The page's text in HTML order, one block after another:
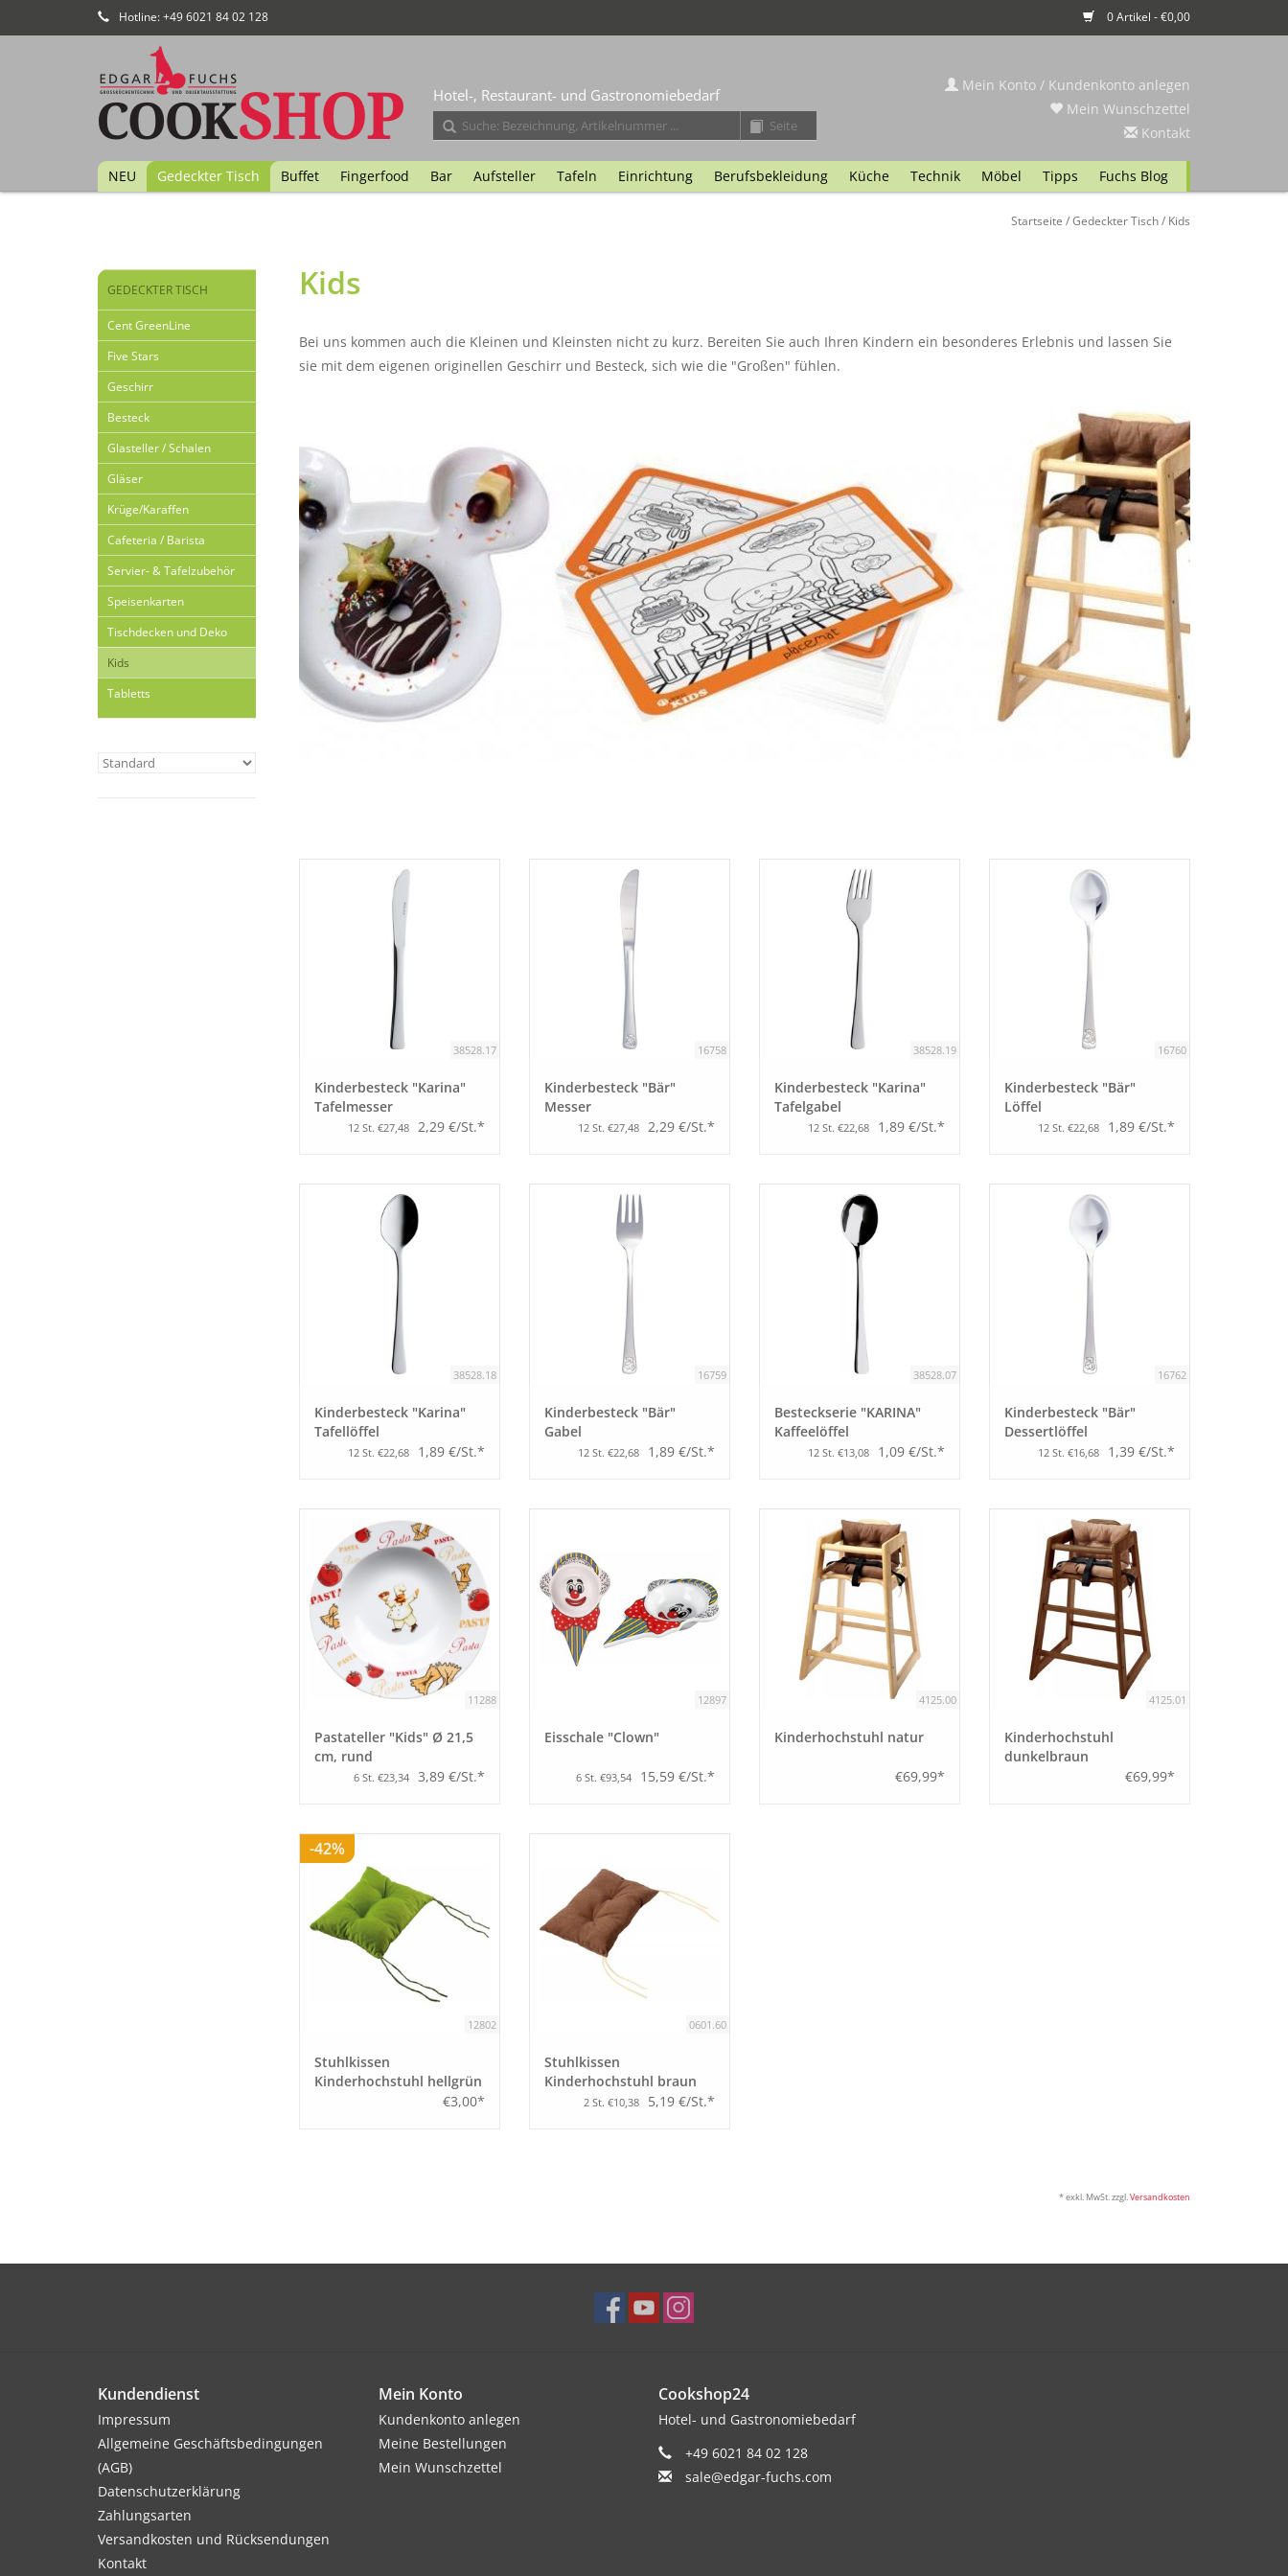
Hotline: +49 6021 84 02 128 0 Artikel - €0,00
Hotel-, Restaurant- und Gastronomiebedarf
NEU Gedeckter Tisch Buffet Fingerfood Bar Aufsteller Tafeln Einrichtung Berufsbekleidung Küche Technik Möbel Tipps Fuchs Blog
Mein Konto / Kundenkonto anlegen
Mein Wunschzettel
Kontakt
Startseite /Gedeckter Tisch/ Kids
GEDECKTER TISCH
Cent GreenLine
Five Stars
Geschirr
Besteck
Glasteller / Schalen
Gläser
Krüge/Karaffen
Cafeteria / Barista
Servier- & Tafelzubehör
Speisenkarten
Tischdecken und Deko
Kids
Tabletts
Kids
Bei uns kommen auch die Kleinen und Kleinsten nicht zu kurz. Bereiten Sie auch Ihren Kindern ein besonderes Erlebnis und lassen Sie
sie mit dem eigenen originellen Geschirr und Besteck, sich wie die "Großen" fühlen.
38528.17
Kinderbesteck "Karina"
Tafelmesser
12 St. €27,48 2,29 €/St.*
16758
Kinderbesteck "Bär"
Messer
12 St. €27,48 2,29 €/St.*
38528.19
Kinderbesteck "Karina"
Tafelgabel
12 St. €22,68 1,89 €/St.*
16760
Kinderbesteck "Bär"
Löffel
12 St. €22,68 1,89 €/St.*
38528.18
Kinderbesteck "Karina"
Tafellöffel
12 St. €22,68 1,89 €/St.*
16759
Kinderbesteck "Bär"
Gabel
12 St. €22,68 1,89 €/St.*
38528.07
Besteckserie "KARINA"
Kaffeelöffel
12 St. €13,08 1,09 €/St.*
16762
Kinderbesteck "Bär"
Dessertlöffel
12 St. €16,68 1,39 €/St.*
11288
Pastateller "Kids" Ø 21,5
cm, rund
6 St. €23,34 3,89 €/St.*
12897
Eisschale "Clown"
6 St. €93,54 15,59 €/St.*
4125.00
Kinderhochstuhl natur
€69,99*
4125.01
Kinderhochstuhl
dunkelbraun
€69,99*
-42%
12802
Stuhlkissen
Kinderhochstuhl hellgrün
€3,00*
0601.60
Stuhlkissen
Kinderhochstuhl braun
2 St. €10,38 5,19 €/St.*
* exkl. MwSt. zzgl. Versandkosten
Kundendienst
Impressum
Allgemeine Geschäftsbedingungen
(AGB)
Datenschutzerklärung
Zahlungsarten
Versandkosten und Rücksendungen
Kontakt
Mein Konto
Kundenkonto anlegen
Meine Bestellungen
Mein Wunschzettel
Cookshop24
Hotel- und Gastronomiebedarf
+49 6021 84 02 128
sale@edgar-fuchs.com